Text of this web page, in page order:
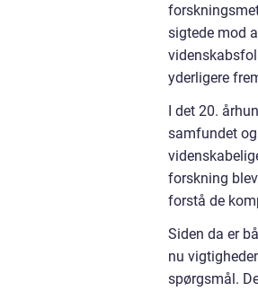
sigtede mod
yderligere
I det 20.
samfundet
forskning
forstå de
Siden da er
nu
spørgsmål.